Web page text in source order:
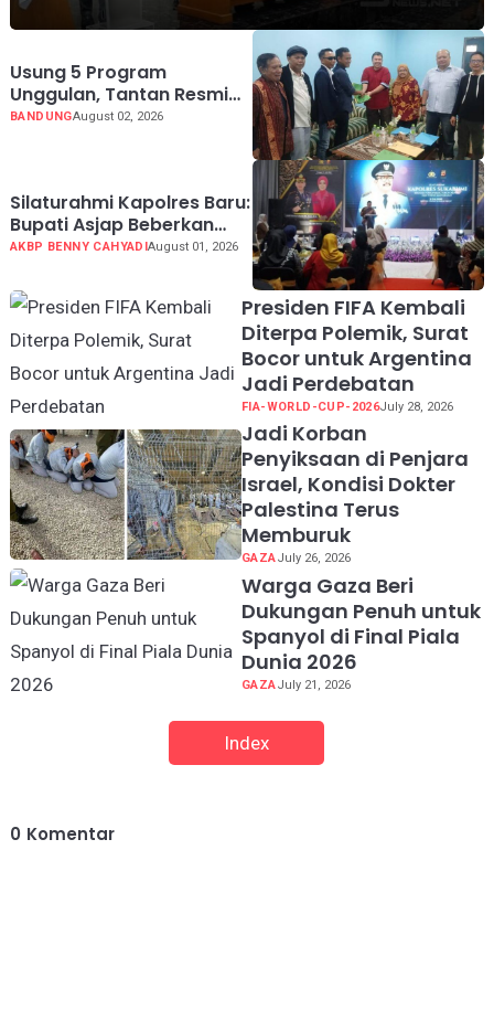
Usung 5 Program
Unggulan, Tantan Resmi
Mendaftar Calon Ketua
BANDUNGAugust 02, 2026
Silaturahmi Kapolres Baru:
Bupati Asjap Beberkan
Kondisi Geografis dan
Sukabumi
AKBP BENNY CAHYADIAugust 01, 2026
Presiden FIFA Kembali
Diterpa Polemik, Surat
Bocor untuk Argentina
Jadi Perdebatan
FIA-WORLD-CUP-2026July 28, 2026
Jadi Korban
Penyiksaan di Penjara
Israel, Kondisi Dokter
Palestina Terus
Memburuk
GAZAJuly 26, 2026
Warga Gaza Beri
Dukungan Penuh untuk
Spanyol di Final Piala
Dunia 2026
GAZAJuly 21, 2026
Index
0 Komentar